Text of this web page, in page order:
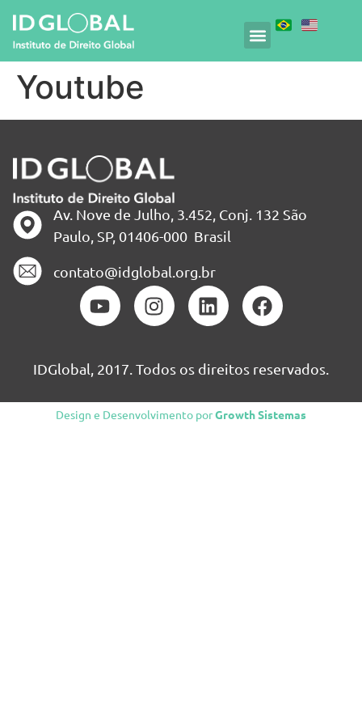
Youtube
Av. Nove de Julho, 3.452, Conj. 132 São
Paulo, SP, 01406-000 Brasil
contato@idglobal.org.br
IDGlobal, 2017. Todos os direitos reservados.
Design e Desenvolvimento porGrowth Sistemas